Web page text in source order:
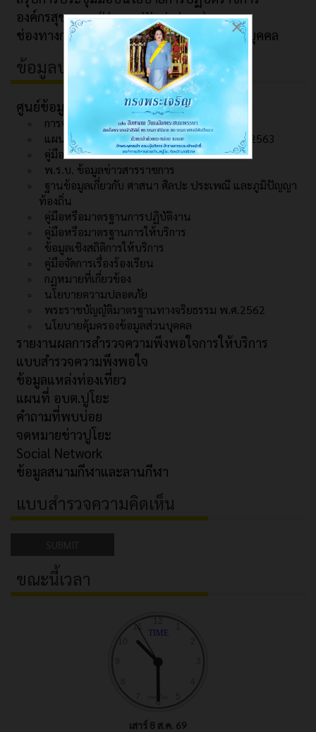
องค์กรสุขภาวะ (Happy Workplace)
ช่องทางการรับฟังข้อร้องเรียนด้านทรัพยากรบุคคล
ข้อมูลบริการ
ศูนย์ข้อมูลข่าวสาร
การจัดการความรู้ (KM)
แผนแม่บทเทคโนโลยีสารสนเทศ พ.ศ.2561 - 2563
คู่มือสำหรับประชาชน
พ.ร.บ. ข้อมูลข่าวสารราชการ
ฐานข้อมูลเกี่ยวกับ ศาสนา ศิลปะ ประเพณี และภูมิปัญญา
ท้องถิ่น
คู่มือหรือมาตรฐานการปฏิบัติงาน
คู่มือหรือมาตรฐานการให้บริการ
ข้อมูลเชิงสถิติการให้บริการ
คู่มือจัดการเรื่องร้องเรียน
กฏหมายที่เกี่ยวข้อง
นโยบายความปลอดภัย
พระราชบัญญัติมาตรฐานทางจริยธรรม พ.ศ.2562
นโยบายคุ้มครองข้อมูลส่วนบุคคล
รายงานผลการสำรวจความพึงพอใจการให้บริการ
แบบสำรวจความพึงพอใจ
ข้อมูลแหล่งท่องเที่ยว
แผนที่ อบต.ปูโยะ
คำถามที่พบบ่อย
จดหมายข่าวปูโยะ
Social Network
ข้อมูลสนามกีฬาและลานกีฬา
แบบสำรวจความคิดเห็น
ขณะนี้เวลา
เสาร์ 8 ส.ค. 69
×